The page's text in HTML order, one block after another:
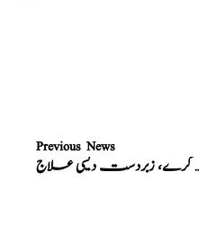
Previous News
کرے، زبردست دیسی علاج